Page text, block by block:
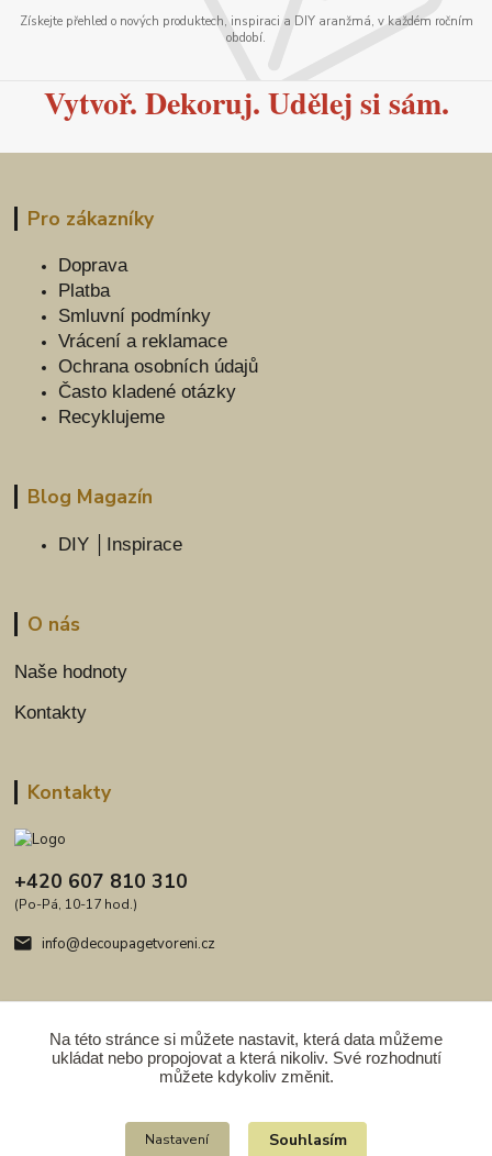
Získejte přehled o nových produktech, inspiraci a DIY aranžmá, v každém ročním
období.
Vytvoř. Dekoruj. Udělej si sám.
Pro zákazníky
Doprava
Platba
Smluvní podmínky
Vrácení a reklamace
Ochrana osobních údajů
Často kladené otázky
Recyklujeme
Blog Magazín
DIY │Inspirace
O nás
Naše hodnoty
Kontakty
Kontakty
+420 607 810 310
(Po-Pá, 10-17 hod.)
info@decoupagetvoreni.cz
Upravit sběr cookies.
Copyright 2009 - 2026. Obsah serveru je chráněn autorským právem.
Na této stránce si můžete nastavit, která data můžeme
ukládat nebo propojovat a která nikoliv. Své rozhodnutí
můžete kdykoliv změnit.
Nastavení Souhlasím